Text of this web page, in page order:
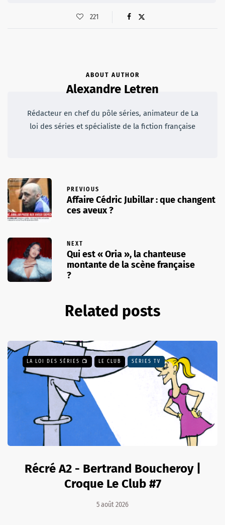
221
ABOUT AUTHOR
Alexandre Letren
Rédacteur en chef du pôle séries, animateur de La
loi des séries et spécialiste de la fiction française
PREVIOUS
Affaire Cédric Jubillar : que changent
ces aveux ?
NEXT
Qui est « Oria », la chanteuse
montante de la scène française
?
Related posts
LA LOI DES SÉRIES 📺 LE CLUB SÉRIES TV
Récré A2 - Bertrand Boucheroy |
Croque Le Club #7
5 août 2026